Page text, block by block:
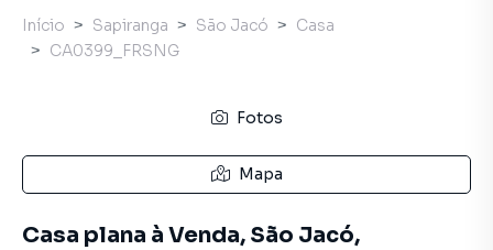
Início Sapiranga São Jacó
Casa
CA0399_FRSNG
Fotos
Mapa
Casa plana à Venda, São Jacó,